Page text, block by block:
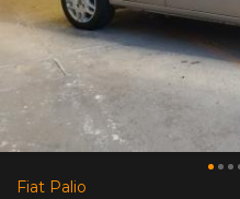
Fiat Palio